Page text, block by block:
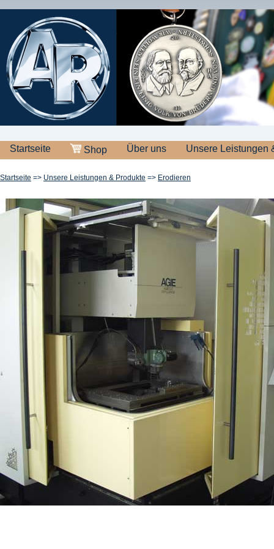
Startseite Shop Über uns Unsere Leistungen
Startseite => Unsere Leistungen & Produkte => Erodieren